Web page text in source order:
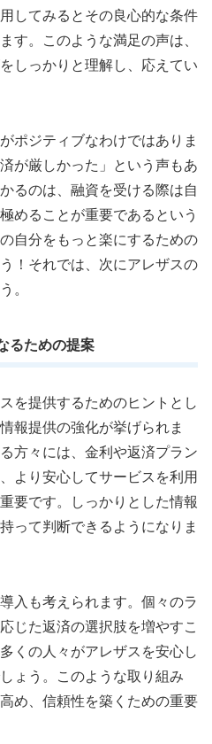
してみるとその良心的な条件
す。このような満足の声は、
しっかりと理解し、応えてい
ポジティブなわけではありま
が厳しかった」という声もあ
るのは、融資を受ける際は自
めることが重要であるという
自分をもっと楽にするための
！それでは、次にアレザスの
。
るための提案
を提供するためのヒントとし
報提供の強化が挙げられま
方々には、金利や返済プラン
より安心してサービスを利用
要です。しっかりとした情報
って判断できるようになりま
入も考えられます。個々のラ
じた返済の選択肢を増やすこ
くの人々がアレザスを安心し
ょう。このような取り組み
め、信頼性を築くための重要